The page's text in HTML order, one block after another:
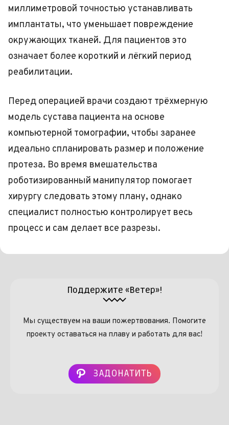
миллиметровой точностью устанавливать
имплантаты, что уменьшает повреждение
окружающих тканей. Для пациентов это
означает более короткий и лёгкий период
реабилитации.
Перед операцией врачи создают трёхмерную
модель сустава пациента на основе
компьютерной томографии, чтобы заранее
идеально спланировать размер и положение
протеза. Во время вмешательства
роботизированный манипулятор помогает
хирургу следовать этому плану, однако
специалист полностью контролирует весь
процесс и сам делает все разрезы.
Поддержите «Ветер»!
Мы существуем на ваши пожертвования. Помогите
проекту оставаться на плаву и работать для вас!
ЗАДОНАТИТЬ